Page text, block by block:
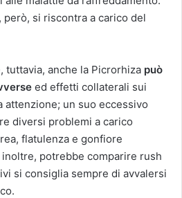
però, si riscontra a carico del
tuttavia, anche la Picrorhiza può
ed effetti collaterali sui
attenzione; un suo eccessivo
diversi problemi a carico
flatulenza e gonfiore
potrebbe comparire rush
si consiglia sempre di avvalersi